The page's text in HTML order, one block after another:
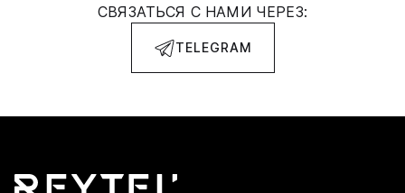
СВЯЗАТЬСЯ С НАМИ ЧЕРЕЗ:
TELEGRAM